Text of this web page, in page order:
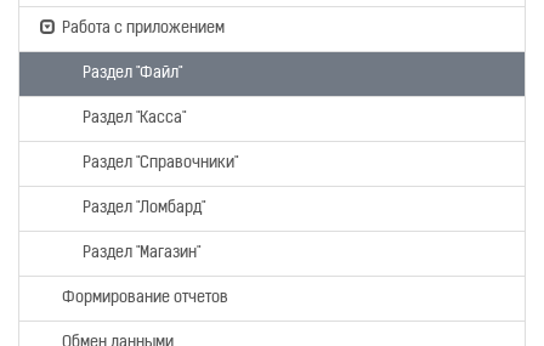
Работа с приложением
Раздел "Файл"
Раздел "Касса"
Раздел "Справочники"
Раздел "Ломбард"
Раздел "Магазин"
Формирование отчетов